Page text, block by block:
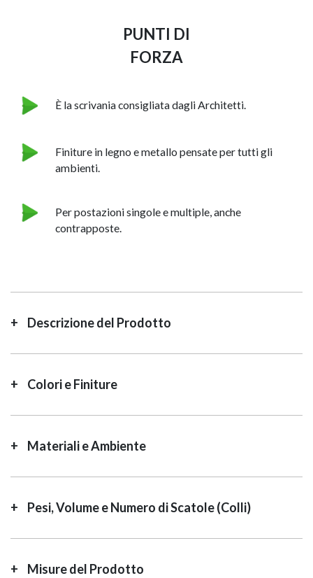
PUNTI DI
FORZA
È la scrivania consigliata dagli Architetti.
Finiture in legno e metallo pensate per tutti gli
ambienti.
Per postazioni singole e multiple, anche
contrapposte.
Descrizione del Prodotto
Colori e Finiture
Materiali e Ambiente
Pesi, Volume e Numero di Scatole (Colli)
Misure del Prodotto